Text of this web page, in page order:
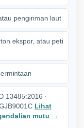
pengiriman laut
ekspor, atau peti
13485:2016 ·
Lihat
mutu →